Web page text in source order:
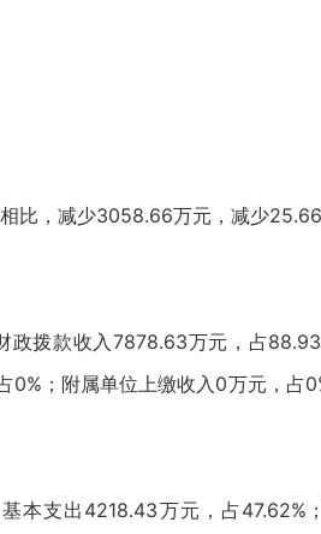
，减少3058.66万元，减少
款收入7878.63万元，占
0%；附属单位上缴收入0万元，占
支出4218.43万元，占47.62%